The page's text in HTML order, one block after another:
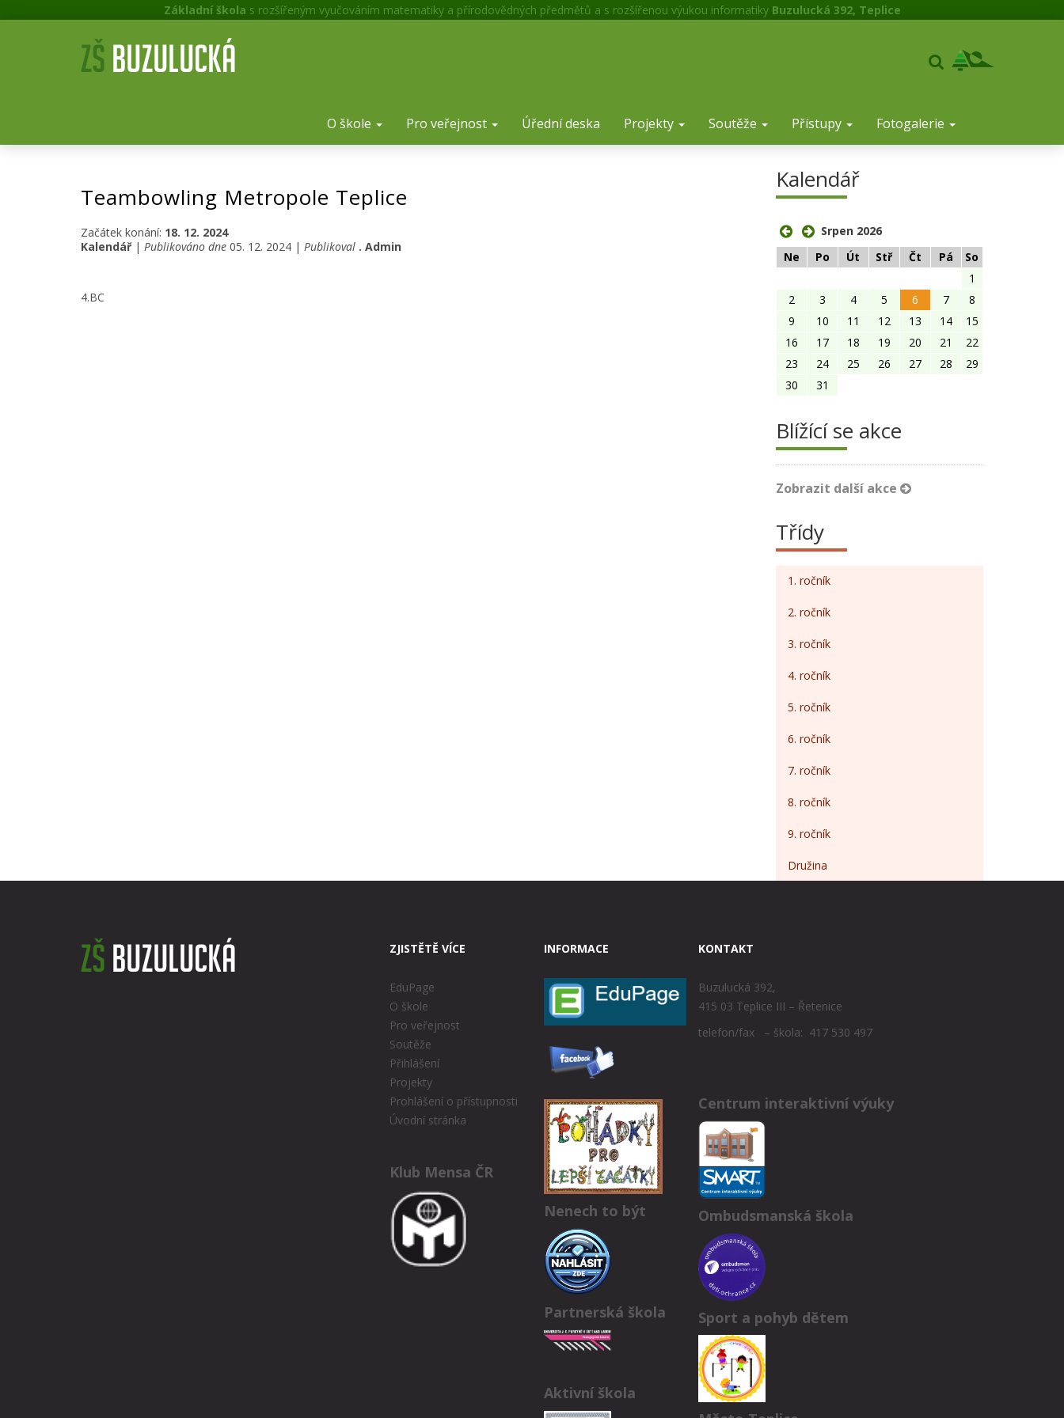
Základní škola s rozšířeným vyučováním matematiky a přírodovědných předmětů a s rozšířenou výukou informatiky Buzulucká 392, Teplice
O škole Pro veřejnost Úřední deska Projekty Soutěže Přístupy Fotogalerie
Teambowling Metropole Teplice
Začátek konání: 18. 12. 2024
Kalendář| Publikováno dne 05. 12. 2024 | Publikoval . Admin
4.BC
Kalendář
Srpen 2026
Ne
Po Út Stř Čt Pá
So
1
2
3 4 5 6 7
8
9
10 11 12 13 14
15
16
17 18 19 20 21
22
23
24 25 26 27 28
29
30
31
Blížící se akce
Zobrazit další akce
Třídy
1. ročník
2. ročník
3. ročník
4. ročník
5. ročník
6. ročník
7. ročník
8. ročník
9. ročník
Družina
ZJISTĚTĚ VÍCE
EduPage
O škole
Pro veřejnost
Soutěže
Přihlášení
Projekty
Prohlášení o přístupnosti
Úvodní stránka
Klub Mensa ČR
INFORMACE
Nenech to být
Partnerská škola
Aktivní škola
KONTAKT
Buzulucká 392,
415 03 Teplice III – Řetenice
telefon/fax – škola: 417 530 497
Centrum interaktivní výuky
Ombudsmanská škola
Sport a pohyb dětem